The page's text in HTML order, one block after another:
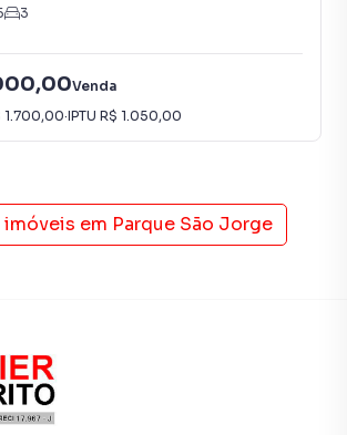
3
Venda
1.700,00·IPTU R$ 1.050,00
imóveis em Parque São Jorge